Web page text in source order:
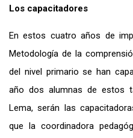
Los capacitadores
En estos cuatro años de
Metodología de la
del nivel primario se han
año dos alumnas de estos
Lema, serán las
que la coordinadora